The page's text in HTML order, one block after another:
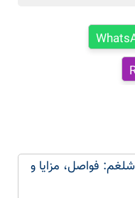
فواصل، مزایا و